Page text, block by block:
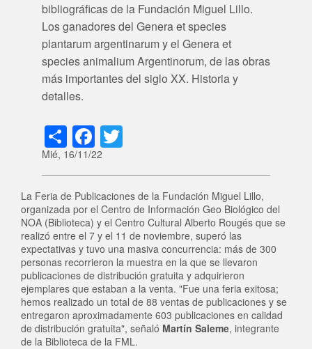
bibliográficas de la Fundación Miguel Lillo.
Los ganadores del Genera et species
plantarum argentinarum y el Genera et
species animalium Argentinorum, de las obras
más importantes del siglo XX. Historia y
detalles.
ShareFacebook
Mié, 16/11/22
La Feria de Publicaciones de la Fundación Miguel Lillo,
organizada por el Centro de Información Geo Biológico del
NOA (Biblioteca) y el Centro Cultural Alberto Rougés que se
realizó entre el 7 y el 11 de noviembre, superó las
expectativas y tuvo una masiva concurrencia: más de 300
personas recorrieron la muestra en la que se llevaron
publicaciones de distribución gratuita y adquirieron
ejemplares que estaban a la venta. "Fue una feria exitosa;
hemos realizado un total de 88 ventas de publicaciones y se
entregaron aproximadamente 603 publicaciones en calidad
de distribución gratuita", señaló Martín Saleme, integrante
de la Biblioteca de la FML.